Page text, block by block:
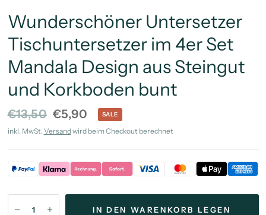
Wunderschöner Untersetzer
Tischuntersetzer im 4er Set
Mandala Design aus Steingut
und Korkboden bunt
€13,50 €5,90 SALE
inkl. MwSt. Versandwird beim Checkout berechnet
IN DEN WARENKORB LEGEN